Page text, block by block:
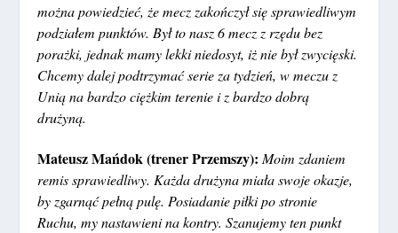
można powiedzieć, że mecz zakończył się sprawiedliwym
podziałem punktów. Był to nasz 6 mecz z rzędu bez
porażki, jednak mamy lekki niedosyt, iż nie był zwycięski.
Chcemy dalej podtrzymać serie za tydzień, w meczu z
Unią na bardzo ciężkim terenie i z bardzo dobrą
drużyną.
Mateusz Mańdok (trener Przemszy):Moim zdaniem
remis sprawiedliwy. Każda drużyna miała swoje okazje,
by zgarnąć pełną pulę. Posiadanie piłki po stronie
Ruchu, my nastawieni na kontry. Szanujemy ten punkt